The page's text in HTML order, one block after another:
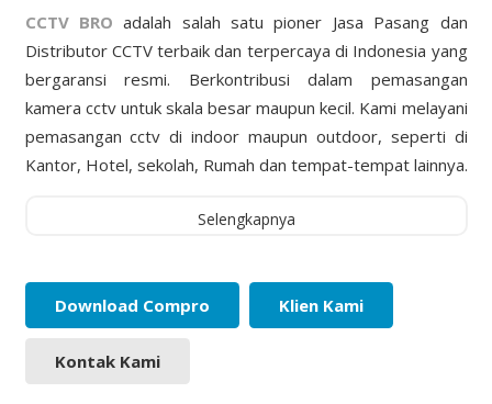
CCTV BRO adalah salah satu pioner Jasa Pasang dan
Distributor CCTV terbaik dan terpercaya di Indonesia yang
bergaransi resmi. Berkontribusi dalam pemasangan
kamera cctv untuk skala besar maupun kecil. Kami melayani
pemasangan cctv di indoor maupun outdoor, seperti di
Kantor, Hotel, sekolah, Rumah dan tempat-tempat lainnya.
Selengkapnya
Download Compro Klien Kami
Kontak Kami